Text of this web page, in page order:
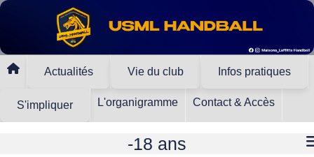
Actualités Vie du club Infos pratiques
S'impliquer L'organigramme Contact & Accès
-18 ans
Panneau de gestion des cookies